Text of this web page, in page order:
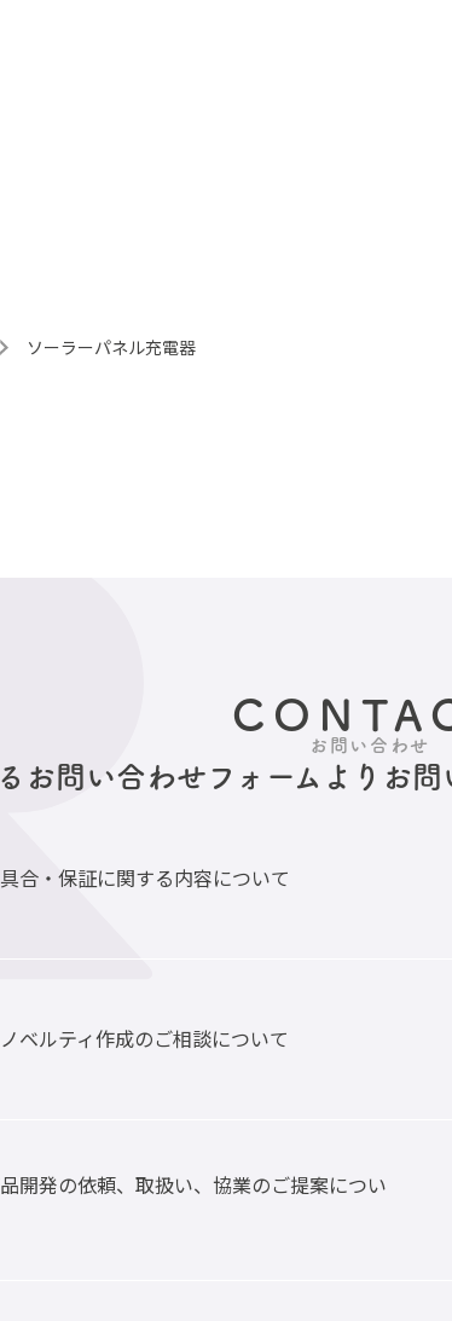
ソーラーパネル充電器
お問い合わせ
お問い合わせフォームより お問
合・保証に関する内容について
ベルティ作成のご相談について
開発の依頼、取扱い、協業のご提案につい